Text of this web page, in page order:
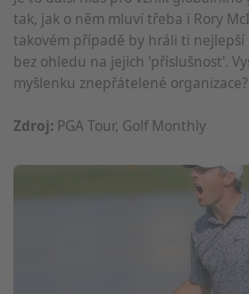
tak, jak o něm mluví třeba i Rory
takovém případě by hráli ti nejlepší
bez ohledu na jejich 'příslušnost'.
myšlenku znepřátelené organizace?
Zdroj: PGA Tour, Golf Monthly